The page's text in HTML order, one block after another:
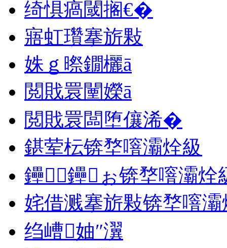
绮惧瘑閾搁€�
寤虹瓚搴旂敤
姝ｇ暩鐗欐ā
閲戝睘闉嬫ā
閲戝睘闆堕儴浠�
鍖荤枟锛堥噾灞烇級
鑸┖鑸ぉ锛堥噾灞烇
姹借溅搴旂敤锛堥噾灞
绉嶆妯″瀷